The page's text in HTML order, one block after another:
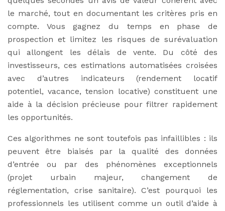
le marché, tout en documentant les critères pris en
compte. Vous gagnez du temps en phase de
prospection et limitez les risques de surévaluation
qui allongent les délais de vente. Du côté des
investisseurs, ces estimations automatisées croisées
avec d’autres indicateurs (rendement locatif
potentiel, vacance, tension locative) constituent une
aide à la décision précieuse pour filtrer rapidement
les opportunités.
Ces algorithmes ne sont toutefois pas infaillibles : ils
peuvent être biaisés par la qualité des données
d’entrée ou par des phénomènes exceptionnels
(projet urbain majeur, changement de
réglementation, crise sanitaire). C’est pourquoi les
professionnels les utilisent comme un outil d’aide à